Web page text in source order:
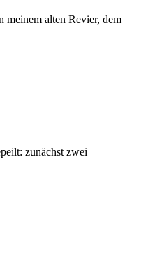
meinem alten Revier, dem
zunächst zwei